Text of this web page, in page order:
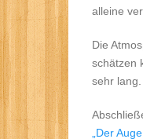
alleine
Die
schätzen
sehr lang.
„Der